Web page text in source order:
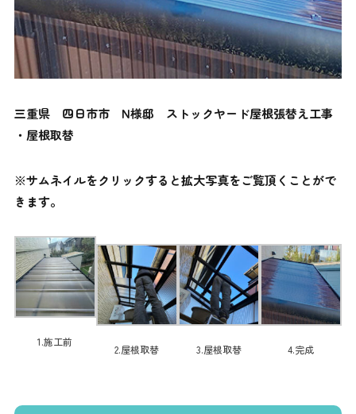
三重県 四日市市 N様邸 ストックヤード屋根張替え工事
・屋根取替
※サムネイルをクリックすると拡大写真をご覧頂くことがで
きます。
1.施工前
2.屋根取替 3.屋根取替 4.完成